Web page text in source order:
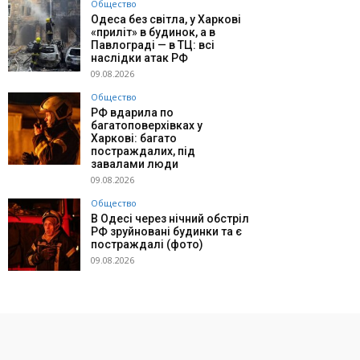
Общество
Одеса без світла, у Харкові
«приліт» в будинок, а в
Павлограді — в ТЦ: всі
наслідки атак РФ
09.08.2026
Общество
РФ вдарила по
багатоповерхівках у
Харкові: багато
постраждалих, під
завалами люди
09.08.2026
Общество
В Одесі через нічний обстріл
РФ зруйновані будинки та є
постраждалі (фото)
09.08.2026